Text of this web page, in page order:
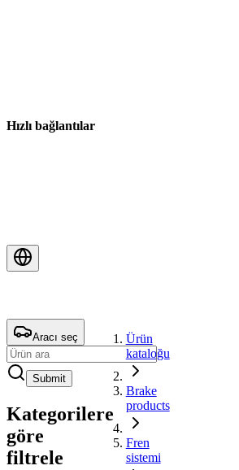
Hızlı bağlantılar
Aracı seç
Submit
Kategorilere
göre
filtrele
Ürün
kataloğu
Brake
products
Fren
sistemi